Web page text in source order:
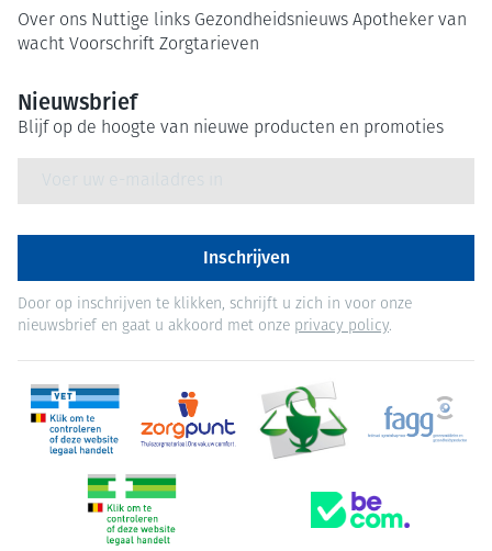
Over ons Nuttige links Gezondheidsnieuws Apotheker van
wacht Voorschrift Zorgtarieven
Nieuwsbrief
Blijf op de hoogte van nieuwe producten en promoties
Inschrijven
Door op inschrijven te klikken, schrijft u zich in voor onze
nieuwsbrief en gaat u akkoord met onze privacy policy.